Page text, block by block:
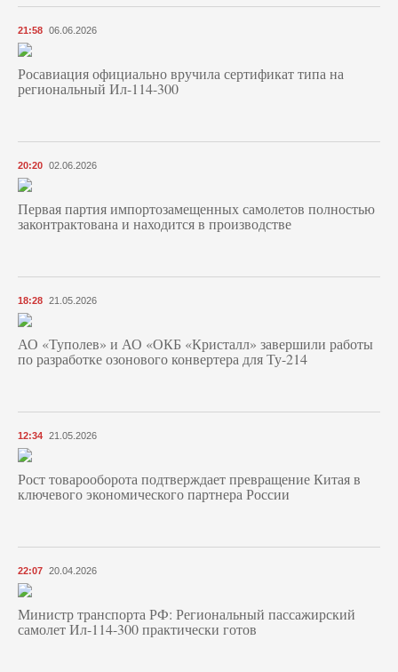
21:58 06.06.2026
Росавиация официально вручила сертификат типа на
региональный Ил-114-300
20:20 02.06.2026
Первая партия импортозамещенных самолетов полностью
законтрактована и находится в производстве
18:28 21.05.2026
АО «Туполев» и АО «ОКБ «Кристалл» завершили работы
по разработке озонового конвертера для Ту-214
12:34 21.05.2026
Рост товарооборота подтверждает превращение Китая в
ключевого экономического партнера России
22:07 20.04.2026
Министр транспорта РФ: Региональный пассажирский
самолет Ил-114-300 практически готов